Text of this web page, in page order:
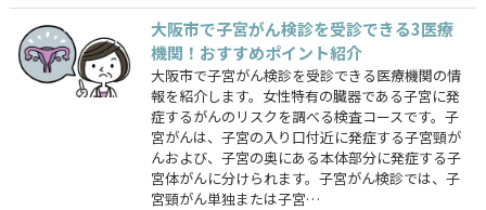
大阪市で子宮がん検診を受診できる3医療
機関！おすすめポイント紹介
大阪市で子宮がん検診を受診できる医療機関の情
報を紹介します。女性特有の臓器である子宮に発
症するがんのリスクを調べる検査コースです。子
宮がんは、子宮の入り口付近に発症する子宮頸が
んおよび、子宮の奥にある本体部分に発症する子
宮体がんに分けられます。子宮がん検診では、子
宮頸がん単独または子宮…